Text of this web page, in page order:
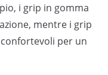
i grip in gomma
mentre i grip
per un